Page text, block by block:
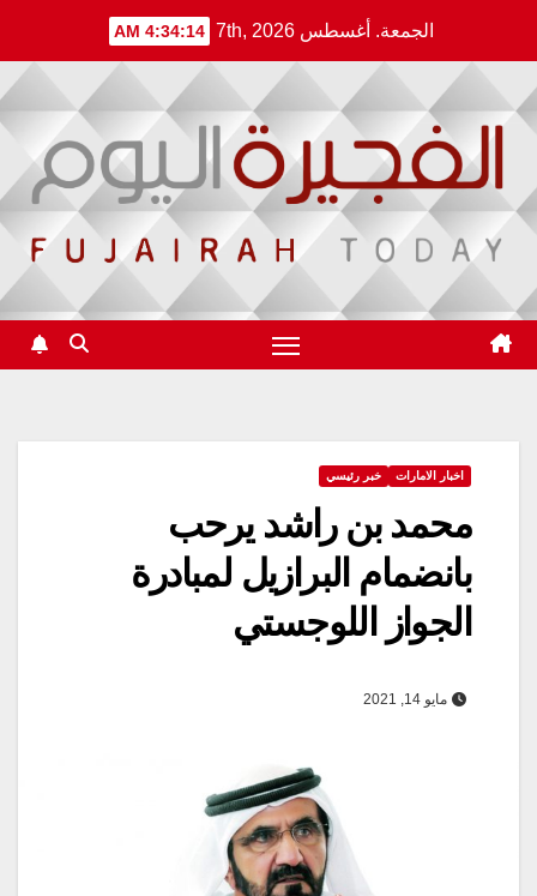
content
الجمعة. أغسطس 7th, 2026 4:34:14 AM
اخبار الامارات خبر رئيسي
محمد بن راشد يرحب
بانضمام البرازيل لمبادرة
الجواز اللوجستي
مايو 14, 2021